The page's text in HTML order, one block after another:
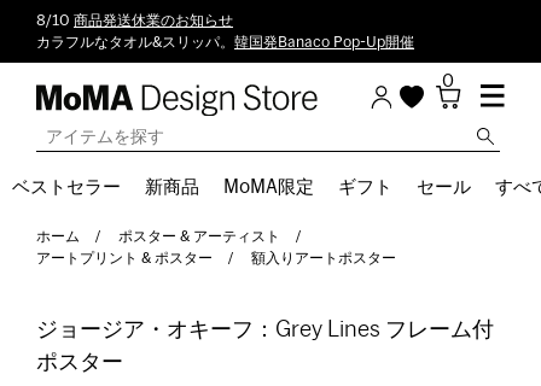
8/10 商品発送休業のお知らせ
カラフルなタオル&スリッパ。 韓国発Banaco Pop-Up開催
0
ベストセラー 新商品 MoMA限定 ギフト セール すべ
ホーム
ポスター & アーティスト
アートプリント & ポスター
額入りアートポスター
ジョージア・オキーフ：Grey Lines フレーム付
ポスター